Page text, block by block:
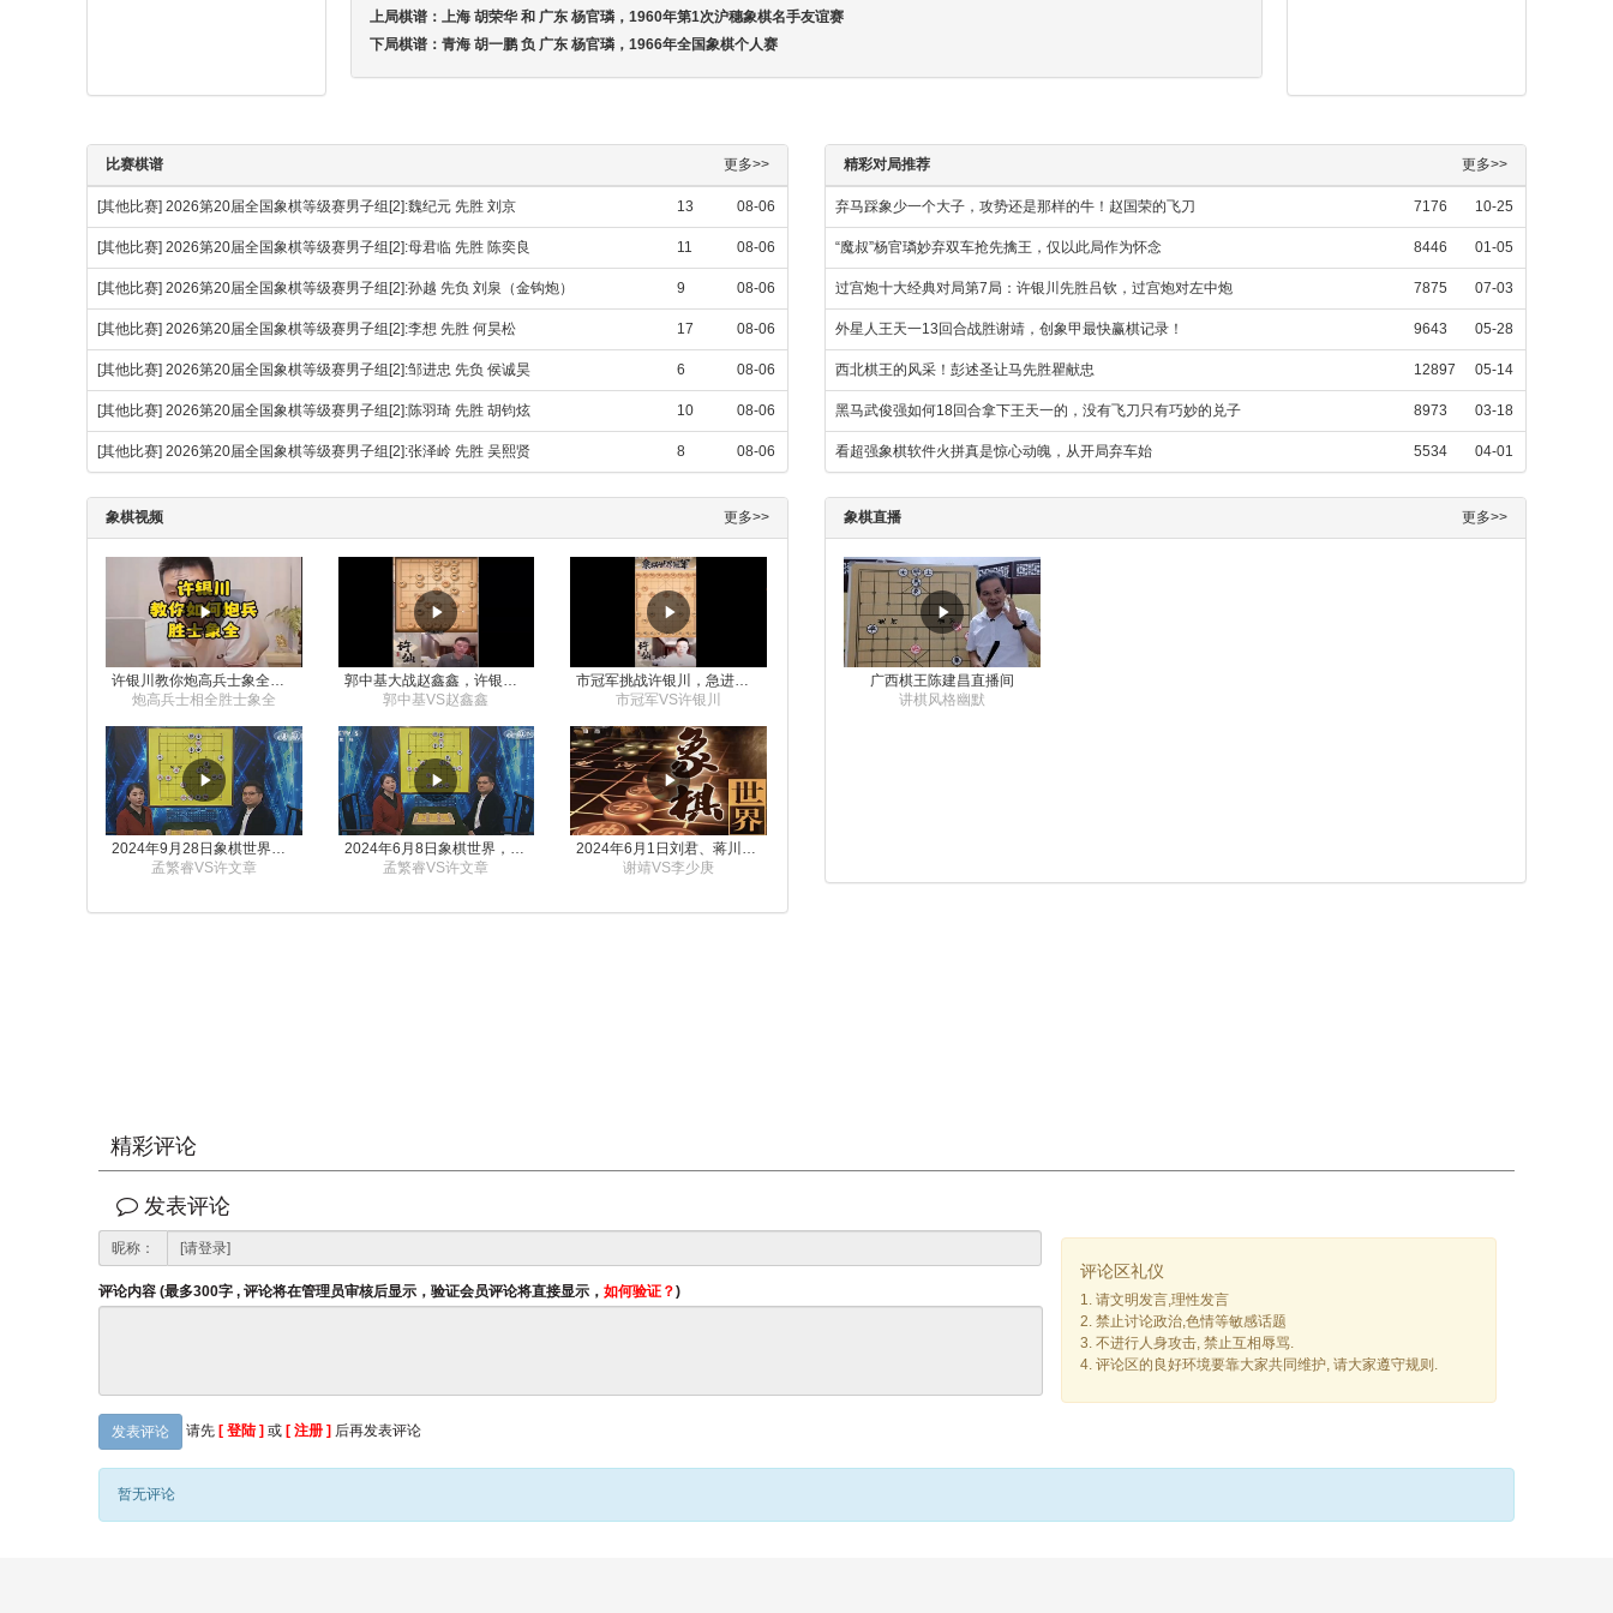
上局棋谱： 上海 胡荣华 和 广东 杨官璘，1960年第1次沪穗象棋名手友谊赛
下局棋谱： 青海 胡一鹏 负 广东 杨官璘，1966年全国象棋个人赛
比赛棋谱 更多>>
[其他比赛] 2026第20届全国象棋等级赛男子组[2]:魏纪元 先胜 刘京 13 08-06
[其他比赛] 2026第20届全国象棋等级赛男子组[2]:母君临 先胜 陈奕良 11 08-06
[其他比赛] 2026第20届全国象棋等级赛男子组[2]:孙越 先负 刘泉（金钩炮） 9 08-06
[其他比赛] 2026第20届全国象棋等级赛男子组[2]:李想 先胜 何昊松 17 08-06
[其他比赛] 2026第20届全国象棋等级赛男子组[2]:邹进忠 先负 侯诚昊 6 08-06
[其他比赛] 2026第20届全国象棋等级赛男子组[2]:陈羽琦 先胜 胡钧炫 10 08-06
[其他比赛] 2026第20届全国象棋等级赛男子组[2]:张泽岭 先胜 吴熙贤 8 08-06
精彩对局推荐 更多>>
弃马踩象少一个大子，攻势还是那样的牛！赵国荣的飞刀 7176 10-25
“魔叔”杨官璘妙弃双车抢先擒王，仅以此局作为怀念 8446 01-05
过宫炮十大经典对局第7局：许银川先胜吕钦，过宫炮对左中炮 7875 07-03
外星人王天一13回合战胜谢靖，创象甲最快赢棋记录！ 9643 05-28
西北棋王的风采！彭述圣让马先胜瞿献忠 12897 05-14
黑马武俊强如何18回合拿下王天一的，没有飞刀只有巧妙的兑子 8973 03-18
看超强象棋软件火拼真是惊心动魄，从开局弃车始 5534 04-01
象棋视频 更多>>
炮高兵士相全胜士象全
郭中基VS赵鑫鑫
市冠军VS许银川
2024年9月28日象棋世界栏目，刘君、蒋川讲解了第九届杨官璘杯象棋公开赛孟繁睿与许文章的对局
孟繁睿VS许文章
2024年6月8日象棋世界，刘君、蒋川讲解了第九届杨官璘杯全国象棋公开赛孟繁睿与许文章的对局
孟繁睿VS许文章
2024年6月1日刘君、蒋川讲解第三届上海杯象棋大师赛谢靖与李少庚的对局
谢靖VS李少庚
象棋直播 更多>>
广西棋王陈建昌直播间
讲棋风格幽默
精彩评论
发表评论
昵称：
评论内容 (最多300字 , 评论将在管理员审核后显示，验证会员评论将直接显示， 如何验证？)
发表评论 请先 [ 登陆 ] 或 [ 注册 ] 后再发表评论
评论区礼仪
1. 请文明发言,理性发言
2. 禁止讨论政治,色情等敏感话题
3. 不进行人身攻击, 禁止互相辱骂.
4. 评论区的良好环境要靠大家共同维护, 请大家遵守规则.
暂无评论